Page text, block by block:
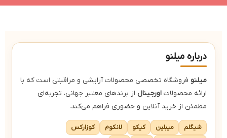
بدون عطر و مواد حساسیت‌زا
جلوگیری از ایجاد جوش
درباره میلنو
میلنو فروشگاه تخصصی محصولات آرایشی و مراقبتی است که با
ارائه محصولات اورجینال از برندهای معتبر جهانی، تجربه‌ای
مطمئن از خرید آنلاین و حضوری فراهم می‌کند.
شیگلم میبلین کیکو لانکوم
کوزارکس